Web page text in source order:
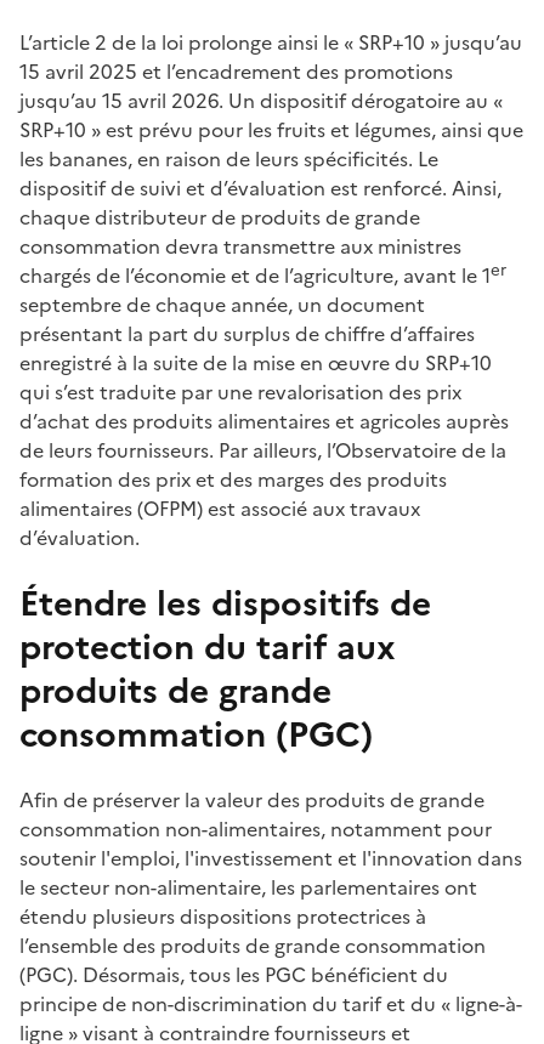
L’article 2 de la loi prolonge ainsi le « SRP+10 » jusqu’au
15 avril 2025 et l’encadrement des promotions
jusqu’au 15 avril 2026. Un dispositif dérogatoire au «
SRP+10 » est prévu pour les fruits et légumes, ainsi que
les bananes, en raison de leurs spécificités. Le
dispositif de suivi et d’évaluation est renforcé. Ainsi,
chaque distributeur de produits de grande
consommation devra transmettre aux ministres
chargés de l’économie et de l’agriculture, avant le 1er
septembre de chaque année, un document
présentant la part du surplus de chiffre d’affaires
enregistré à la suite de la mise en œuvre du SRP+10
qui s’est traduite par une revalorisation des prix
d’achat des produits alimentaires et agricoles auprès
de leurs fournisseurs. Par ailleurs, l’Observatoire de la
formation des prix et des marges des produits
alimentaires (OFPM) est associé aux travaux
d’évaluation.
Étendre les dispositifs de
protection du tarif aux
produits de grande
consommation (PGC)
Afin de préserver la valeur des produits de grande
consommation non-alimentaires, notamment pour
soutenir l'emploi, l'investissement et l'innovation dans
le secteur non-alimentaire, les parlementaires ont
étendu plusieurs dispositions protectrices à
l’ensemble des produits de grande consommation
(PGC). Désormais, tous les PGC bénéficient du
principe de non-discrimination du tarif et du « ligne-à-
ligne » visant à contraindre fournisseurs et